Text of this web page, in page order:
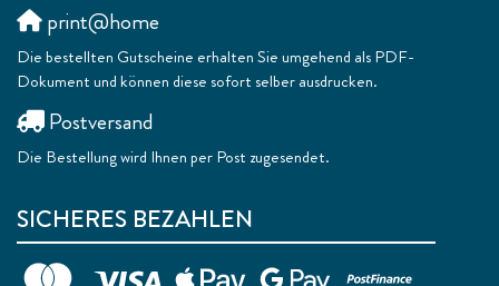
print@home
Die bestellten Gutscheine erhalten Sie umgehend als PDF-
Dokument und können diese sofort selber ausdrucken.
Postversand
Die Bestellung wird Ihnen per Post zugesendet.
SICHERES BEZAHLEN